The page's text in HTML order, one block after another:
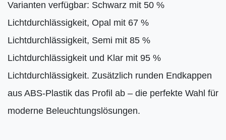
Varianten verfügbar: Schwarz mit 50 %
Lichtdurchlässigkeit, Opal mit 67 %
Lichtdurchlässigkeit, Semi mit 85 %
Lichtdurchlässigkeit und Klar mit 95 %
Lichtdurchlässigkeit. Zusätzlich runden Endkappen
aus ABS-Plastik das Profil ab – die perfekte Wahl für
moderne Beleuchtungslösungen.